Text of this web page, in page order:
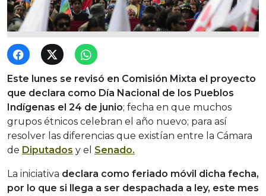
Este lunes se revisó en Comisión Mixta el proyecto
que declara como Día Nacional de los Pueblos
Indígenas el 24 de junio; fecha en que muchos
grupos étnicos celebran el año nuevo; para así
resolver las diferencias que existían entre la Cámara
de Diputados y el Senado.
La iniciativa declara como feriado móvil dicha fecha,
por lo que si llega a ser despachada a ley, este mes